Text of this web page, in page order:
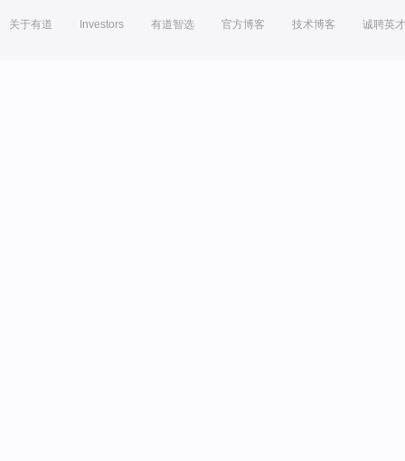
关于有道 Investors 有道智选 官方博客 技术博客 诚聘英才